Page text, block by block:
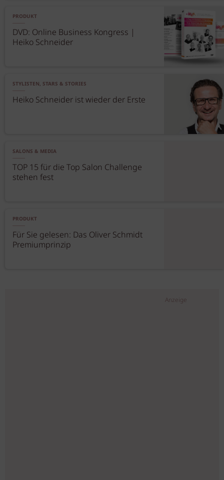
PRODUKT
DVD: Online Business Kongress |
Heiko Schneider
STYLISTEN, STARS & STORIES
Heiko Schneider ist wieder der Erste
SALONS & MEDIA
TOP 15 für die Top Salon Challenge
stehen fest
PRODUKT
Für Sie gelesen: Das Oliver Schmidt
Premiumprinzip
Anzeige